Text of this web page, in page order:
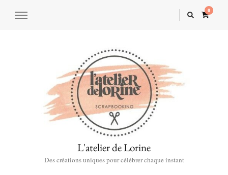
0
L'atelier de Lorine
Des créations uniques pour célébrer chaque instant